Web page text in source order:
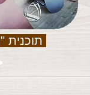
תוכנית "